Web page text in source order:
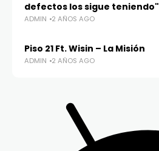
defectos los sigue teniendo"
ADMIN 2 AÑOS AGO
Piso 21 Ft. Wisin – La Misión
ADMIN 2 AÑOS AGO